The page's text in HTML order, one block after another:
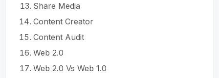
Share Media
Content Creator
Content Audit
Web 2.0
Web 2.0 Vs Web 1.0